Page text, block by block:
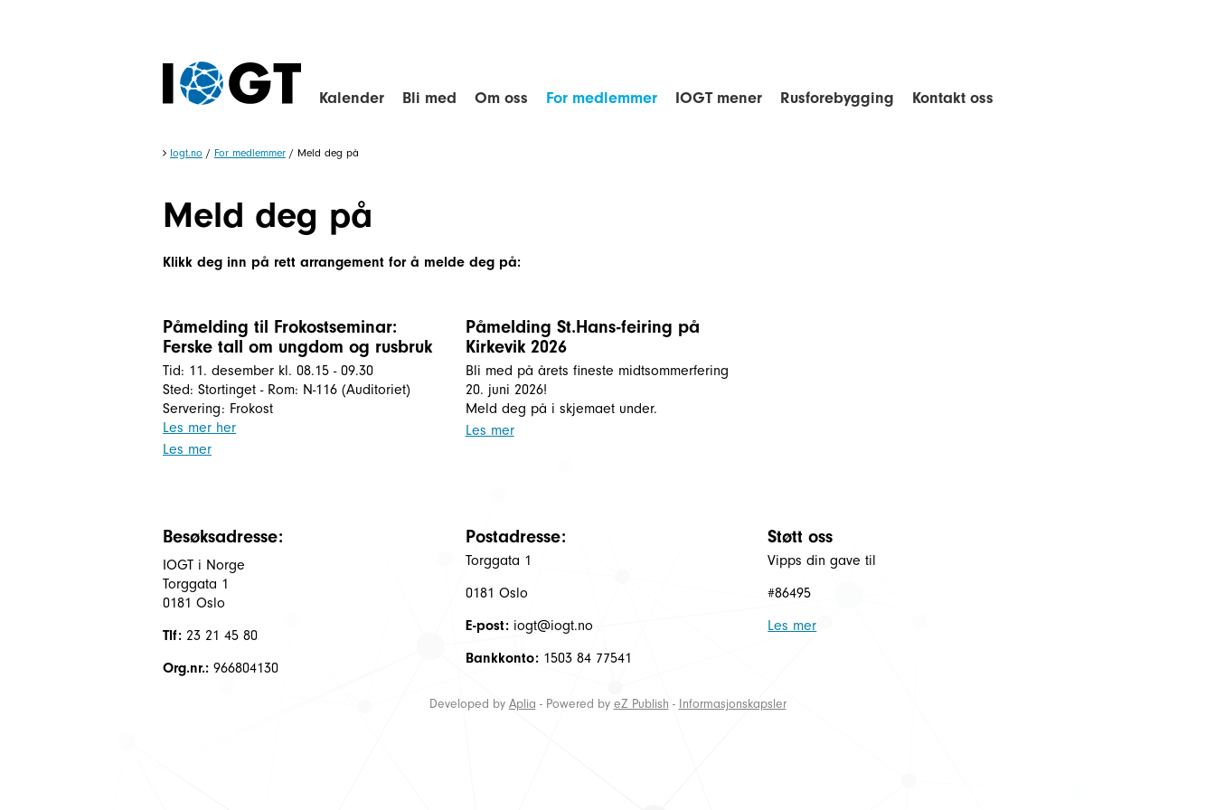
Kalender Bli med Om oss For medlemmer IOGT mener Rusforebygging Kontakt oss
Iogt.no / For medlemmer / Meld deg på
Meld deg på
Klikk deg inn på rett arrangement for å melde deg på:
Påmelding til Frokostseminar:
Ferske tall om ungdom og rusbruk
Tid: 11. desember kl. 08.15 - 09.30
Sted: Stortinget - Rom: N-116 (Auditoriet)
Servering: Frokost
Les mer her
Les mer
Påmelding St.Hans-feiring på
Kirkevik 2026
Bli med på årets fineste midtsommerfering
20. juni 2026!
Meld deg på i skjemaet under.
Les mer
Besøksadresse:
IOGT i Norge
Torggata 1
0181 Oslo
Tlf: 23 21 45 80
Org.nr.: 966804130
Postadresse:
Torggata 1
0181 Oslo
E-post:iogt@iogt.no
Bankkonto:1503 84 77541
Støtt oss
Vipps din gave til
#86495
Les mer
Developed by Aplia - Powered by eZ Publish - Informasjonskapsler